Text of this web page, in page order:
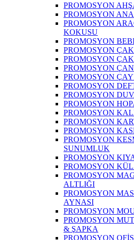
PROMOSYON
PROMOSYON
PROMOSYON
KOKUSU
PROMOSYON
PROMOSYON
PROMOSYON
PROMOSYON
PROMOSYON
PROMOSYON
PROMOSYON
PROMOSYON
PROMOSYON
PROMOSYON
PROMOSYON
PROMOSYON
SUNUMLUK
PROMOSYON
PROMOSYON
PROMOSYON
ALTLIĞI
PROMOSYON
AYNASI
PROMOSYON
PROMOSYON
& ŞAPKA
PROMOSYON